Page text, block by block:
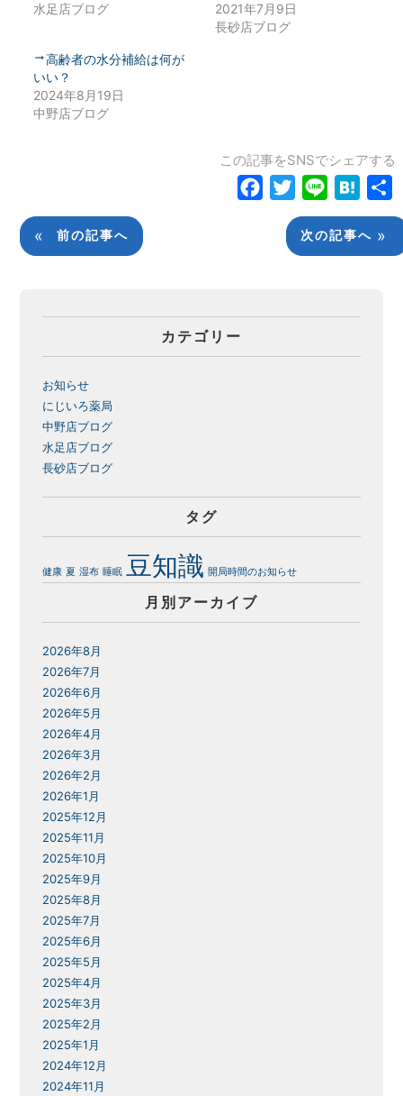
水足店ブログ
2021年7月9日
長砂店ブログ
高齢者の水分補給は何が
いい？
2024年8月19日
中野店ブログ
この記事をSNSでシェアする
FacebookTwitterLine
« 前の記事へ 次の記事へ »
カテゴリー
お知らせ
にじいろ薬局
中野店ブログ
水足店ブログ
長砂店ブログ
タグ
健康 夏 湿布 睡眠 豆知識 開局時間のお知らせ
月別アーカイブ
2026年8月
2026年7月
2026年6月
2026年5月
2026年4月
2026年3月
2026年2月
2026年1月
2025年12月
2025年11月
2025年10月
2025年9月
2025年8月
2025年7月
2025年6月
2025年5月
2025年4月
2025年3月
2025年2月
2025年1月
2024年12月
2024年11月